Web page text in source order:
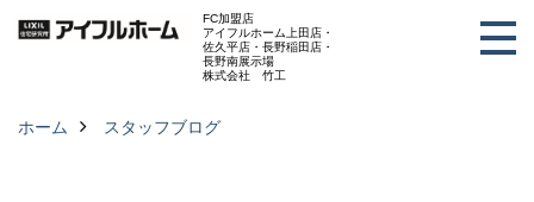
FC加盟店
アイフルホーム上田店・
佐久平店・長野稲田店・
長野南展示場
株式会社 竹工
ホーム スタッフブログ